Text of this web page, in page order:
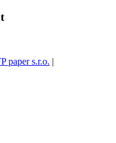
paper s.r.o. |